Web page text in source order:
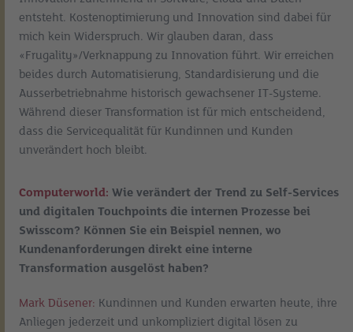
entsteht. Kostenoptimierung und Innovation sind dabei für
mich kein Widerspruch. Wir glauben daran, dass
«Frugality»/Verknappung zu Innovation führt. Wir erreichen
beides durch Automatisierung, Standardisierung und die
Ausserbetriebnahme historisch gewachsener IT-Systeme.
Während dieser Transformation ist für mich entscheidend,
dass die Servicequalität für Kundinnen und Kunden
unverändert hoch bleibt.
Computerworld: Wie verändert der Trend zu Self-Services
und digitalen Touchpoints die internen Prozesse bei
Swisscom? Können Sie ein Beispiel nennen, wo
Kundenanforderungen direkt eine interne
Transformation ausgelöst haben?
Mark Düsener: Kundinnen und Kunden erwarten heute, ihre
Anliegen jederzeit und unkompliziert digital lösen zu